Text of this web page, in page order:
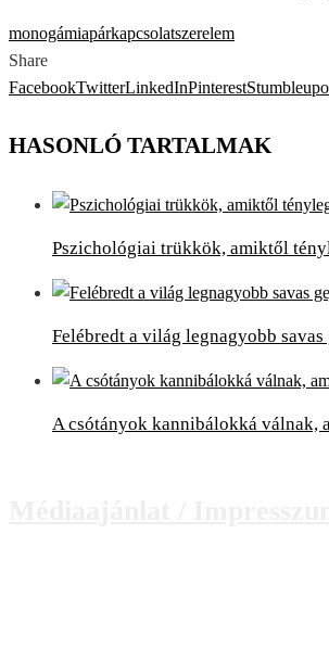
monogámiapárkapcsolatszerelem
Share
FacebookTwitterLinkedInPinterest
HASONLÓ TARTALMAK
Pszichológiai trükkök, amiktől
Felébredt a világ legnagyobb
A csótányok kannibálokká válnak,